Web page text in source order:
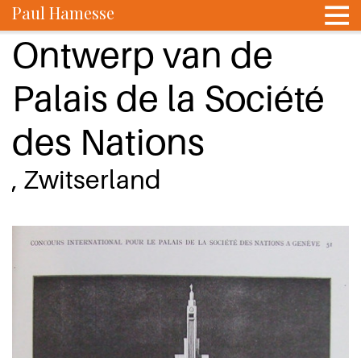
Paul Hamesse
Ontwerp van de
Palais de la Société
des Nations
, Zwitserland